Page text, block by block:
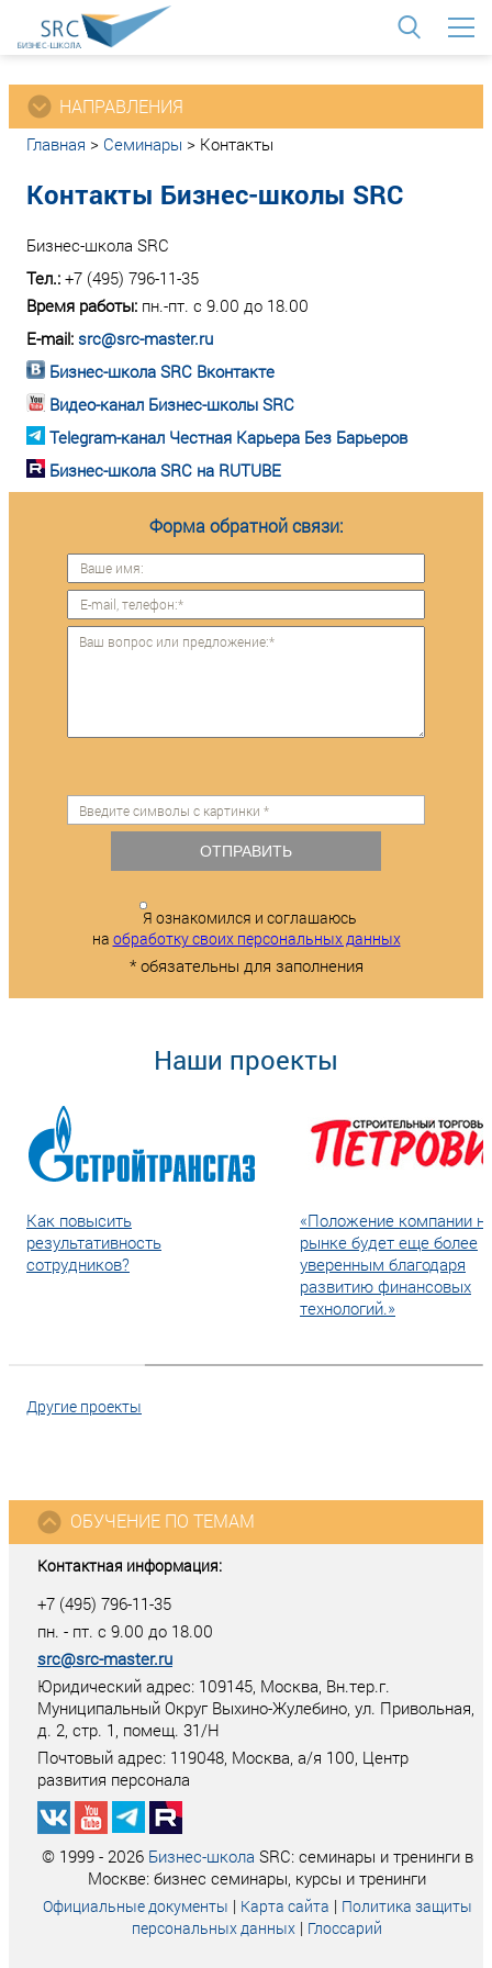
НАПРАВЛЕНИЯ
Главная > Семинары > Контакты
Контакты Бизнес-школы SRC
Бизнес-школа SRC
Тел.: +7 (495) 796-11-35
Время работы: пн.-пт. с 9.00 до 18.00
E-mail: src@src-master.ru
Бизнес-школа SRC Вконтакте
Видео-канал Бизнес-школы SRC
Telegram-канал Честная Карьера Без Барьеров
Бизнес-школа SRC на RUTUBE
Форма обратной связи:
ОТПРАВИТЬ
Я ознакомился и соглашаюсь
на обработку своих персональных данных
* обязательны для заполнения
Наши проекты
Как повысить
результативность
сотрудников?
«Положение компании
рынке будет еще более
уверенным благодаря
развитию финансовых
технологий.»
Другие проекты
Контактная информация:
+7 (495) 796-11-35
пн. - пт. с 9.00 до 18.00
src@src-master.ru
Юридический адрес: 109145, Москва, Вн.тер.г.
Муниципальный Округ Выхино-Жулебино, ул. Привольная,
д. 2, стр. 1, помещ. 31/Н
Почтовый адрес: 119048, Москва, а/я 100, Центр
развития персонала
ОБУЧЕНИЕ ПО ТЕМАМ
© 1999 - 2026 Бизнес-школа SRC: семинары и тренинги в
Москве: бизнес семинары, курсы и тренинги
Официальные документы | Карта сайта | Политика защиты
персональных данных | Глоссарий